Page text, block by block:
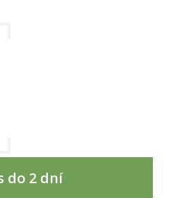
do 2 dní